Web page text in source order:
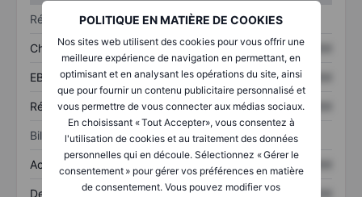
POLITIQUE EN MATIÈRE DE COOKIES
Nos sites web utilisent des cookies pour vous offrir une
meilleure expérience de navigation en permettant, en
optimisant et en analysant les opérations du site, ainsi
que pour fournir un contenu publicitaire personnalisé et
vous permettre de vous connecter aux médias sociaux.
En choisissant « Tout Accepter», vous consentez à
l'utilisation de cookies et au traitement des données
personnelles qui en découle. Sélectionnez « Gérer le
consentement » pour gérer vos préférences en matière
de consentement. Vous pouvez modifier vos
Résultats
Chiffre d’affaires XXXXXXX XXXXXXX
EBITDA XXXXXXX XXXXXXX
Résultat net XXXXXXX XXXXXXX
Bilan
Actifs totaux XXXXXXX XXXXXXX
Dette totale XXXXXXX